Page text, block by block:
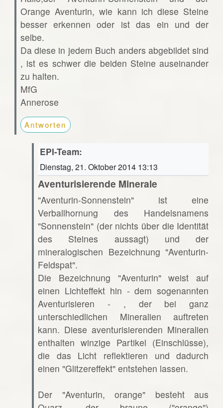
Orange Aventurin, wie kann ich diese Steine
besser erkennen oder ist das ein und der
selbe.
Da diese in jedem Buch anders abgebildet sind
, ist es schwer die beiden Steine auseinander
zu halten.
MfG
Annerose
Antworten
EPI-Team:
Dienstag, 21. Oktober 2014 13:13
Aventurisierende Minerale
"Aventurin-Sonnenstein" ist eine
Verballhornung des Handelsnamens
"Sonnenstein" (der nichts über die Identität
des Steines aussagt) und der
mineralogischen Bezeichnung "Aventurin-
Feldspat".
Die Bezeichnung "Aventurin" weist auf
einen Lichteffekt hin - dem sogenannten
Aventurisieren - , der bei ganz
unterschiedlichen Mineralien auftreten
kann. Diese aventurisierenden Mineralien
enthalten winzige Partikel (Einschlüsse),
die das Licht reflektieren und dadurch
einen "Glitzereffekt" entstehen lassen.
Der "Aventurin, orange" besteht aus